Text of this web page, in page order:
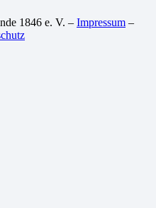
1846 e. V. – Impressum –